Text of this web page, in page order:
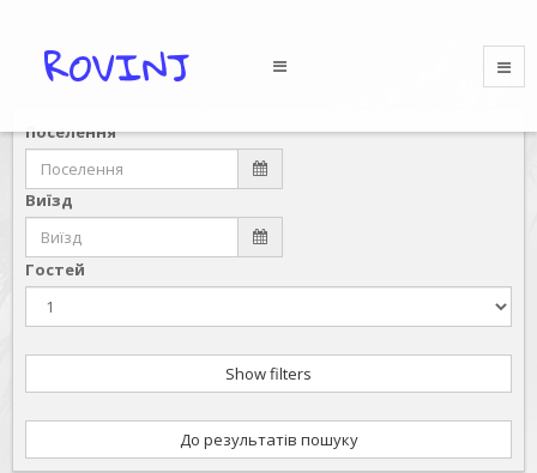
Поселення
Виїзд
Гостей
Show filters
До результатів пошуку